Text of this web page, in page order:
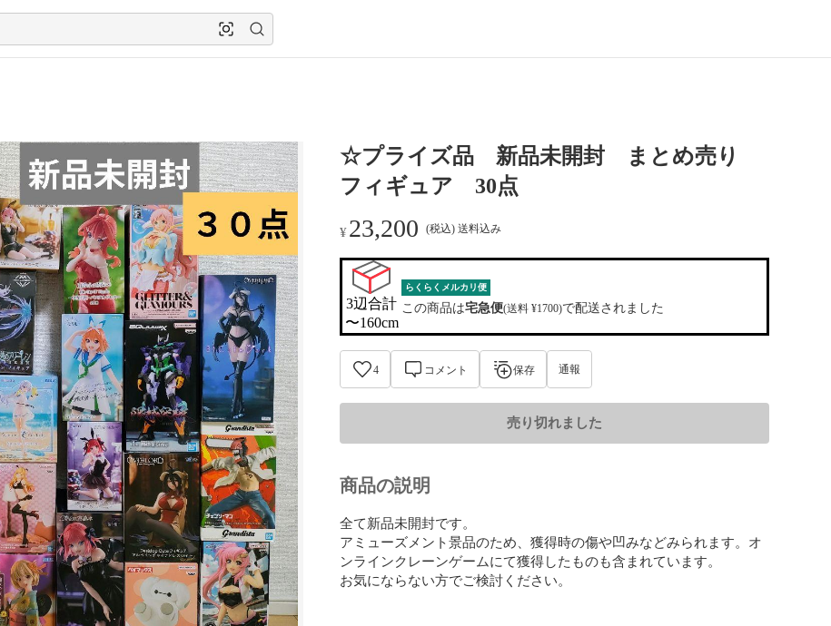
☆プライズ品 新品未開封 まとめ売り
フィギュア 30点
¥ 23,200 (税込) 送料込み
3辺合計
〜160cm
らくらくメルカリ便
この商品は宅急便(送料 ¥1700)で配送されました
4 コメント 保存 通報
売り切れました
商品の説明
全て新品未開封です。
アミューズメント景品のため、獲得時の傷や凹みなどみられます。オ
ンラインクレーンゲームにて獲得したものも含まれています。
お気にならない方でご検討ください。